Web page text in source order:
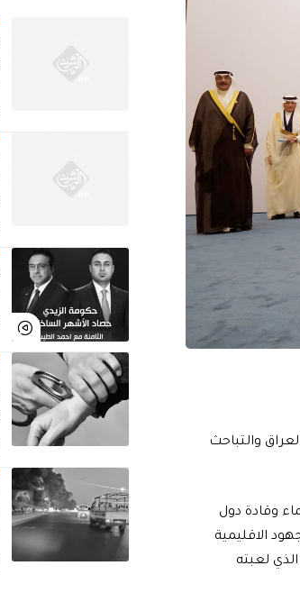
والقادة لدعم العراق والتباحث
وقادة دول
الاقليمية
لعبته